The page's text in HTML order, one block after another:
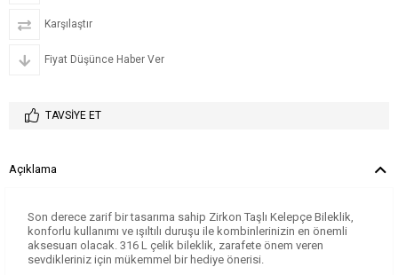
Karşılaştır
Fiyat Düşünce Haber Ver
TAVSIYE ET
Açıklama
Son derece zarif bir tasarıma sahip Zirkon Taşlı Kelepçe Bileklik,
konforlu kullanımı ve ışıltılı duruşu ile kombinlerinizin en önemli
aksesuarı olacak. 316 L çelik bileklik, zarafete önem veren
sevdikleriniz için mükemmel bir hediye önerisi.